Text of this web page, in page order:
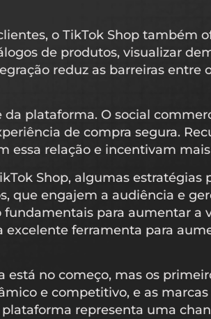
o TikTok Shop também
de produtos, visualizar
reduz as barreiras
plataforma. O social
de compra segura.
essa relação e incentivam
Shop, algumas
que engajem a audiência e
para aumentar a
ferramenta para
está no começo, mas os
e competitivo, e as
representa uma